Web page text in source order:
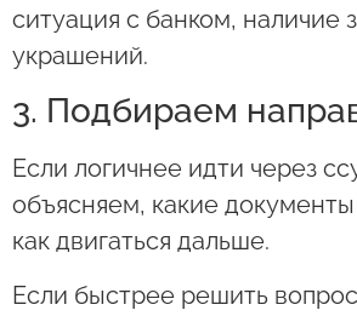
ситуация с банком, наличие
украшений.
3. Подбираем
Если логичнее идти через
объясняем, какие документы
как двигаться дальше.
Если быстрее решить